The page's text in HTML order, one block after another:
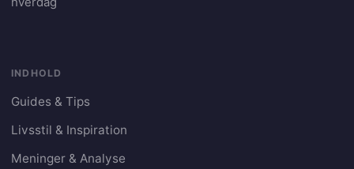
INDHOLD
Guides & Tips
Livsstil & Inspiration
Meninger & Analyse